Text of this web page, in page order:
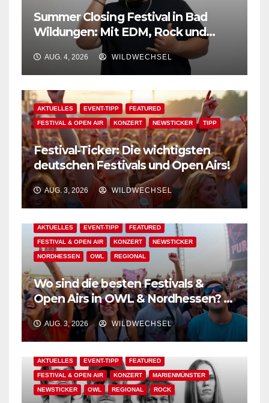
Summer Closing Festival in Bad
Wildungen: Mit EDM, Rock und
Festivalflair klingt der Sommer aus!
AUG. 4, 2026 WILDWECHSEL
AKTUELLES EVENT-TIPP FEATURED
FESTIVAL & OPEN AIR KONZERT NEWSTICKER TIPP
Festival-Ticker: Die wichtigsten
deutschen Festivals und Open Airs!
AUG. 3, 2026 WILDWECHSEL
AKTUELLES EVENT-TIPP FEATURED
FESTIVAL & OPEN AIR KONZERT NEWSTICKER
NORDHESSEN OWL REGIONAL
Wo sind die besten Festivals &
Open Airs in OWL & Nordhessen? –
Der Ww-Festival-Planer!
AUG. 3, 2026 WILDWECHSEL
AKTUELLES EVENT-TIPP FEATURED
FESTIVAL & OPEN AIR KONZERT MARIENMÜNSTER
NEWSTICKER OWL REGIONAL ROCK